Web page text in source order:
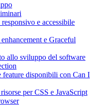
e accessibile
e Graceful
allo sviluppo del software
feature disponibili con Can I
per CSS e JavaScript